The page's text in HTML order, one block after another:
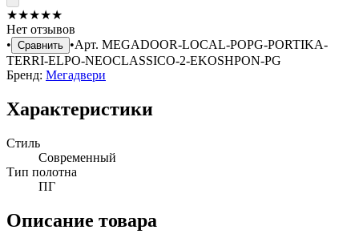
★★★★★
Нет отзывов
• Сравнить •Арт. MEGADOOR-LOCAL-POPG-PORTIKA-
TERRI-ELPO-NEOCLASSICO-2-EKOSHPON-PG
Бренд: Мегадвери
Характеристики
Стиль
Современный
Тип полотна
ПГ
Описание товара